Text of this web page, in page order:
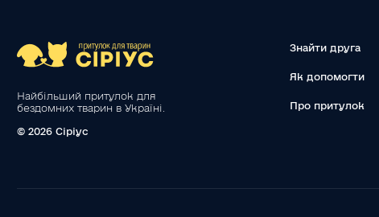
Найбільший притулок для
бездомних тварин в Україні.
© 2026 Сіріус
Знайти друга
Як допомогти
Про притулок